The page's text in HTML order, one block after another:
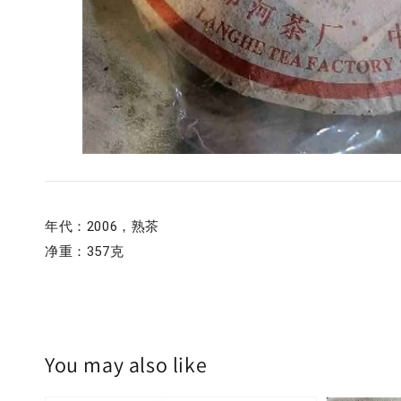
年代：2006，熟茶
净重：357克
You may also like